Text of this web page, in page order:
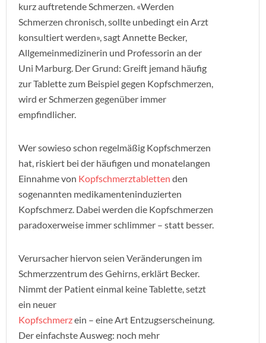
kurz auftretende Schmerzen. «Werden
Schmerzen chronisch, sollte unbedingt ein Arzt
konsultiert werden», sagt Annette Becker,
Allgemeinmedizinerin und Professorin an der
Uni Marburg. Der Grund: Greift jemand häufig
zur Tablette zum Beispiel gegen Kopfschmerzen,
wird er Schmerzen gegenüber immer
empfindlicher.
Wer sowieso schon regelmäßig Kopfschmerzen
hat, riskiert bei der häufigen und monatelangen
Einnahme von Kopfschmerztabletten den
sogenannten medikamenteninduzierten
Kopfschmerz. Dabei werden die Kopfschmerzen
paradoxerweise immer schlimmer – statt besser.
Verursacher hiervon seien Veränderungen im
Schmerzzentrum des Gehirns, erklärt Becker.
Nimmt der Patient einmal keine Tablette, setzt
ein neuer
Kopfschmerzein – eine Art Entzugserscheinung.
Der einfachste Ausweg: noch mehr